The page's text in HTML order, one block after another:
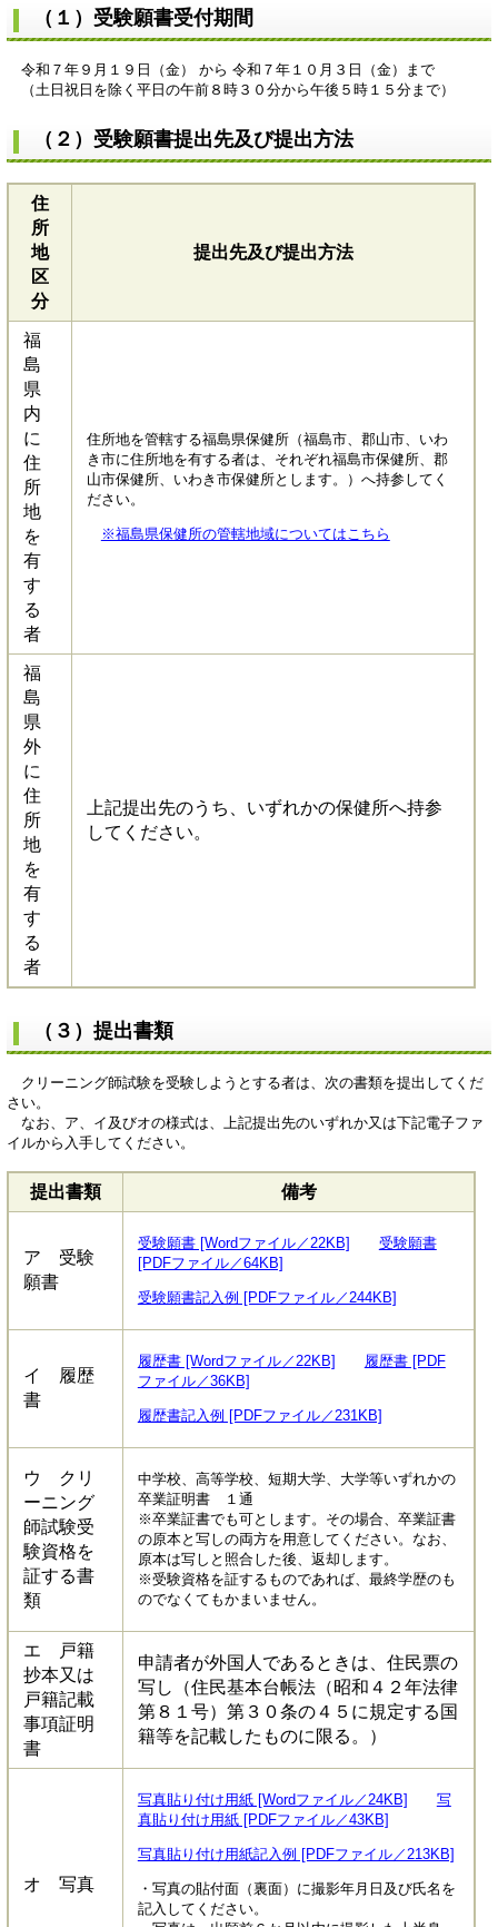
（１）受験願書受付期間
令和７年９月１９日（金） から 令和７年１０月３日（金）まで
（土日祝日を除く平日の午前８時３０分から午後５時１５分まで）
（２）受験願書提出先及び提出方法
住
所
地
区
分
提出先及び提出方法
福
島
県
内
に
住
所
地
を
有
す
る
者
住所地を管轄する福島県保健所（福島市、郡山市、いわ
き市に住所地を有する者は、それぞれ福島市保健所、郡
山市保健所、いわき市保健所とします。）へ持参してく
ださい。
※福島県保健所の管轄地域についてはこちら
福
島
県
外
に
住
所
地
を
有
す
る
者
上記提出先のうち、いずれかの保健所へ持参
してください。
（３）提出書類
クリーニング師試験を受験しようとする者は、次の書類を提出してくだ
さい。
なお、ア、イ及びオの様式は、上記提出先のいずれか又は下記電子ファ
イルから入手してください。
提出書類 備考
ア 受験
願書
受験願書 [Wordファイル／22KB]
受験願書
[PDFファイル／64KB]
受験願書記入例 [PDFファイル／244KB]
イ 履歴
書
履歴書 [Wordファイル／22KB]
履歴書 [PDF
ファイル／36KB]
履歴書記入例 [PDFファイル／231KB]
ウ クリ
ーニング
師試験受
験資格を
証する書
類
中学校、高等学校、短期大学、大学等いずれかの
卒業証明書 １通
※卒業証書でも可とします。その場合、卒業証書
の原本と写しの両方を用意してください。なお、
原本は写しと照合した後、返却します。
※受験資格を証するものであれば、最終学歴のも
のでなくてもかまいません。
エ 戸籍
抄本又は
戸籍記載
事項証明
書
申請者が外国人であるときは、住民票の
写し（住民基本台帳法（昭和４２年法律
第８１号）第３０条の４５に規定する国
籍等を記載したものに限る。）
オ 写真
写真貼り付け用紙 [Wordファイル／24KB]
写
真貼り付け用紙 [PDFファイル／43KB]
写真貼り付け用紙記入例 [PDFファイル／213KB]
・写真の貼付面（裏面）に撮影年月日及び氏名を
記入してください。